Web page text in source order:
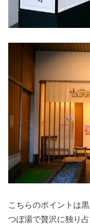
こちらのポイントは
つぼ湯で贅沢に独り